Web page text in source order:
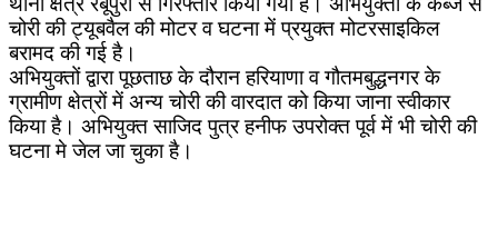
चोरी की ट्यूबवैल की मोटर व घटना में प्रयुक्त मोटरसाइकिल
बरामद की गई है।
अभियुक्तों द्वारा पूछताछ के दौरान हरियाणा व गौतमबुद्धनगर के
ग्रामीण क्षेत्रों में अन्य चोरी की वारदात को किया जाना स्वीकार
किया है। अभियुक्त साजिद पुत्र हनीफ उपरोक्त पूर्व में भी चोरी की
घटना मे जेल जा चुका है।